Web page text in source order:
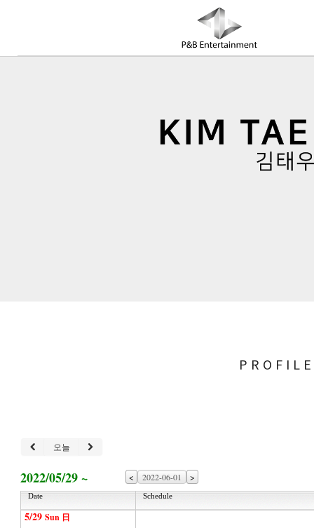
COMPANY
PROFILE
오늘
2022/05/29 ~ < >
Date Schedule
5/29 Sun 日